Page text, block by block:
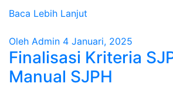
Baca Lebih Lanjut
Oleh Admin 4 Januari, 2025
Finalisasi Kriteria
Manual SJPH